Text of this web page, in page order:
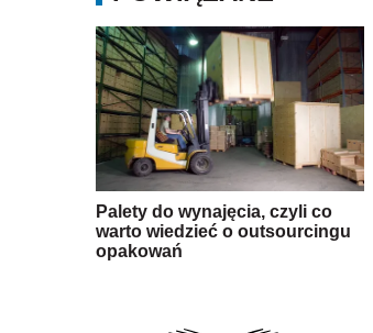
Palety do wynajęcia, czyli co
warto wiedzieć o outsourcingu
opakowań